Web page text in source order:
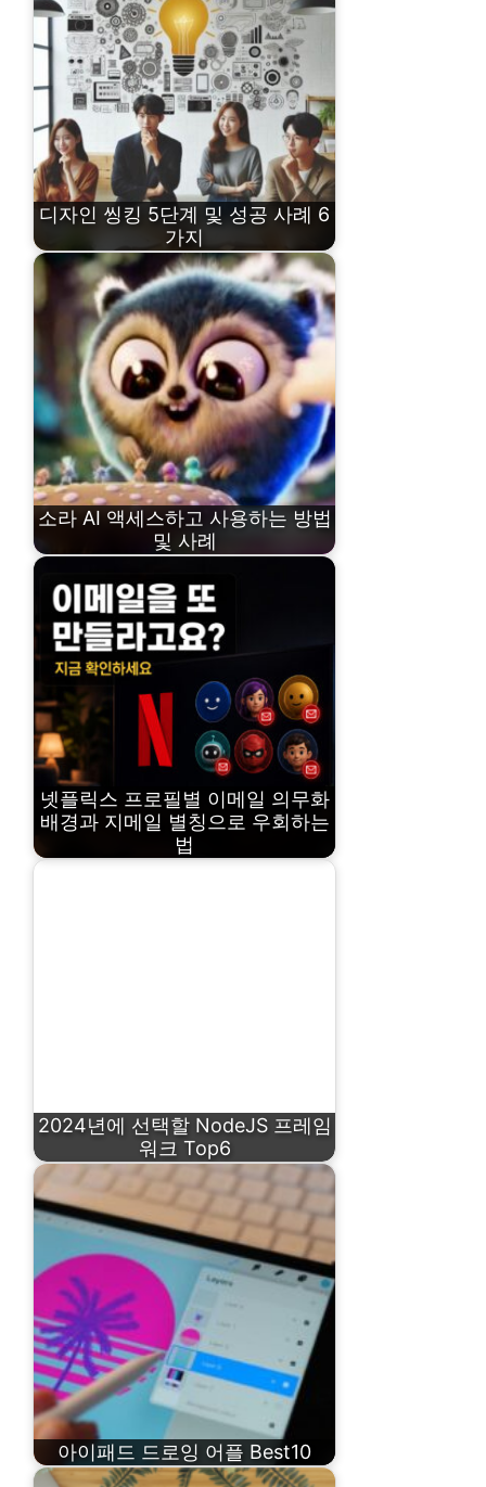
디자인 씽킹 5단계 및 성공 사례 6
가지
소라 AI 액세스하고 사용하는 방법
및 사례
넷플릭스 프로필별 이메일 의무화
배경과 지메일 별칭으로 우회하는
법
2024년에 선택할 NodeJS 프레임
워크 Top6
아이패드 드로잉 어플 Best10